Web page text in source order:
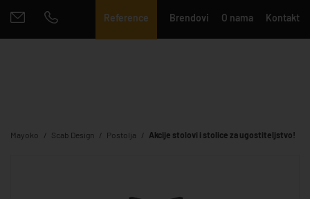
Reference Brendovi O nama Kontakt
Mayoko Scab Design Postolja Akcije stolovi i stolice za ugostiteljstvo!